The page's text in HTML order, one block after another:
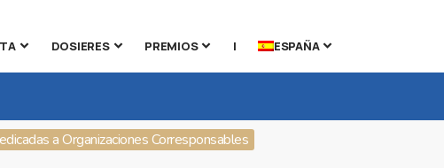
DOSIERES PREMIOS | ESPAÑA
a Organizaciones Corresponsables